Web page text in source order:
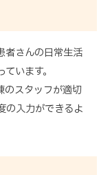
者さんの日常生活
います。
のスタッフが適切
の入力ができるよ